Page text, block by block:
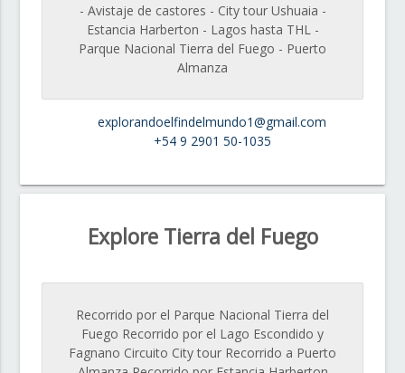
- Avistaje de castores - City tour Ushuaia -
Estancia Harberton - Lagos hasta THL -
Parque Nacional Tierra del Fuego - Puerto
Almanza
explorandoelfindelmundo1@gmail.com
+54 9 2901 50-1035
Explore Tierra del Fuego
Recorrido por el Parque Nacional Tierra del
Fuego Recorrido por el Lago Escondido y
Fagnano Circuito City tour Recorrido a Puerto